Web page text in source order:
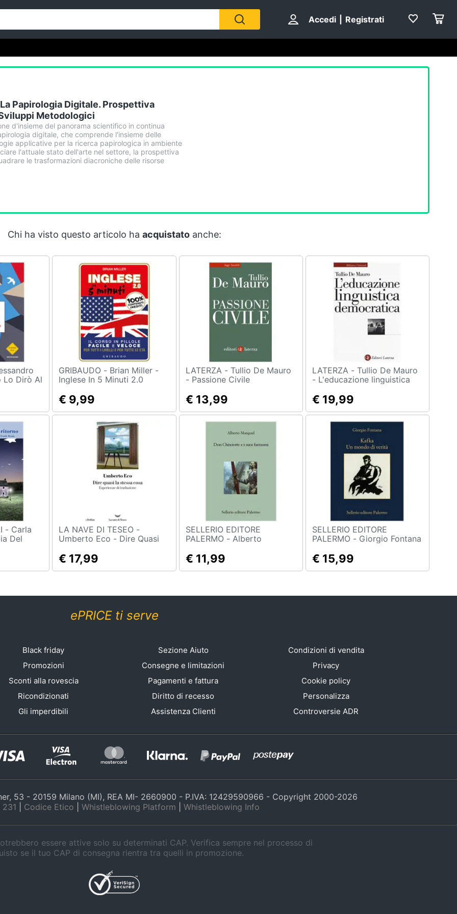
Accedi Registrati
Papirologia Digitale. Prospettiva
Metodologici
d'insieme del panorama scientifico in continua
digitale, che comprende l'insieme delle
applicative per la ricerca papirologica in ambiente
l'attuale stato dell'arte nel settore, la prospettiva
le trasformazioni diacroniche delle risorse
Chi ha visto questo articolo ha acquistatoanche:
Lo Dirò Al
GRIBAUDO - Brian Miller -
Inglese In 5 Minuti 2.0
€ 9,99
LATERZA - Tullio De Mauro
- Passione Civile
€ 13,99
LATERZA - Tullio De Mauro
- L'educazione linguistica
€ 19,99
Del
LA NAVE DI TESEO -
Umberto Eco - Dire Quasi
Di Traduzione
€ 17,99
SELLERIO EDITORE
PALERMO - Alberto
I Suoi Fantasmi
€ 11,99
SELLERIO EDITORE
PALERMO - Giorgio Fontana
€ 15,99
ePRICE ti serve
Black friday
Promozioni
Sconti alla rovescia
Ricondizionati
Gli imperdibili
Sezione Aiuto
Consegne e limitazioni
Pagamenti e fattura
Diritto di recesso
Assistenza Clienti
Condizioni di vendita
Privacy
Cookie policy
Personalizza
Controversie ADR
53 - 20159 Milano (MI), REA MI- 2660900 - P.IVA: 12429590966 - Copyright 2000-2026
Codice Etico Whistleblowing Platform Whistleblowing Info
essere attive solo su determinati CAP. Verifica sempre nel processo di
se il tuo CAP di consegna rientra tra quelli in promozione.